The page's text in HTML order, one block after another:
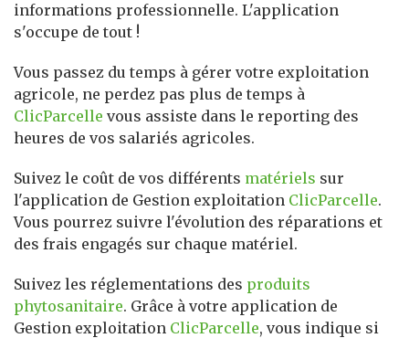
informations professionnelle. L'application
s'occupe de tout !
Vous passez du temps à gérer votre exploitation
agricole, ne perdez pas plus de temps à
ClicParcelle vous assiste dans le reporting des
heures de vos salariés agricoles.
Suivez le coût de vos différents matériels sur
l'application de Gestion exploitation ClicParcelle.
Vous pourrez suivre l'évolution des réparations et
des frais engagés sur chaque matériel.
Suivez les réglementations des produits
phytosanitaire. Grâce à votre application de
Gestion exploitation ClicParcelle, vous indique si